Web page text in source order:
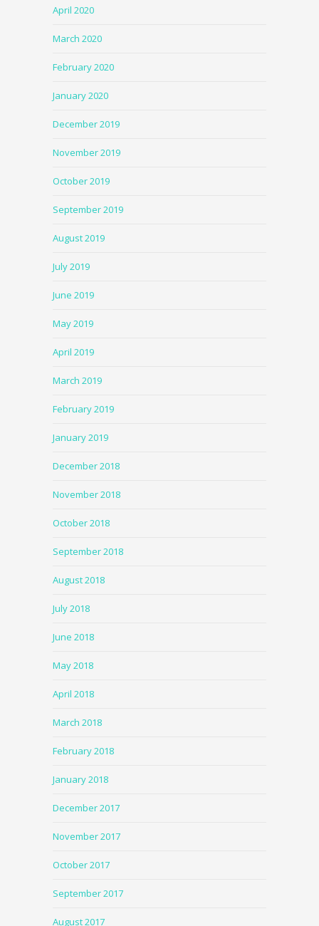
April 2020
March 2020
February 2020
January 2020
December 2019
November 2019
October 2019
September 2019
August 2019
July 2019
June 2019
May 2019
April 2019
March 2019
February 2019
January 2019
December 2018
November 2018
October 2018
September 2018
August 2018
July 2018
June 2018
May 2018
April 2018
March 2018
February 2018
January 2018
December 2017
November 2017
October 2017
September 2017
August 2017